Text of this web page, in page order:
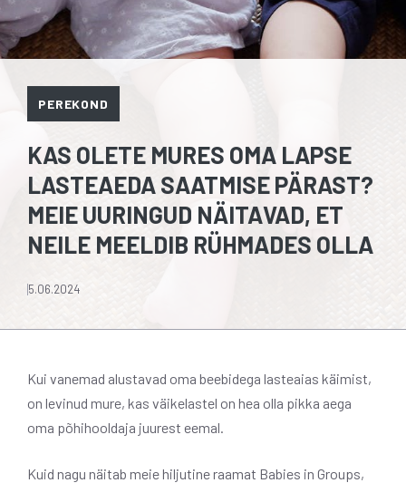
PEREKOND
KAS OLETE MURES OMA LAPSE
LASTEAEDA SAATMISE PÄRAST?
MEIE UURINGUD NÄITAVAD, ET
NEILE MEELDIB RÜHMADES OLLA
5.06.2024
Kui vanemad alustavad oma beebidega lasteaias käimist,
on levinud mure, kas väikelastel on hea olla pikka aega
oma põhihooldaja juurest eemal.
Kuid nagu näitab meie hiljutine raamat Babies in Groups,